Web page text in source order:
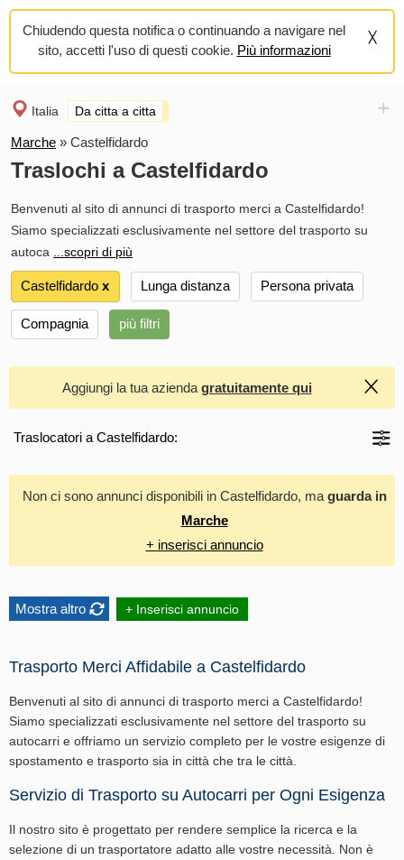
Chiudendo questa notifica o continuando a navigare nel
sito, accetti l'uso di questi cookie. Più informazioni
Italia Da citta a citta +
Marche » Castelfidardo
Traslochi a Castelfidardo
Benvenuti al sito di annunci di trasporto merci a Castelfidardo!
Siamo specializzati esclusivamente nel settore del trasporto su
autoca
...scopri di più
Castelfidardo х Lunga distanza Persona privata
Compagnia più filtri
Aggiungi la tua azienda gratuitamente qui
Traslocatori a Castelfidardo:
Non ci sono annunci disponibili in Castelfidardo, ma guarda in
Marche
+ inserisci annuncio
Mostra altro + Inserisci annuncio
Trasporto Merci Affidabile a Castelfidardo
Benvenuti al sito di annunci di trasporto merci a Castelfidardo!
Siamo specializzati esclusivamente nel settore del trasporto su
autocarri e offriamo un servizio completo per le vostre esigenze di
spostamento e trasporto sia in città che tra le città.
Servizio di Trasporto su Autocarri per Ogni Esigenza
Il nostro sito è progettato per rendere semplice la ricerca e la
selezione di un trasportatore adatto alle vostre necessità. Non è